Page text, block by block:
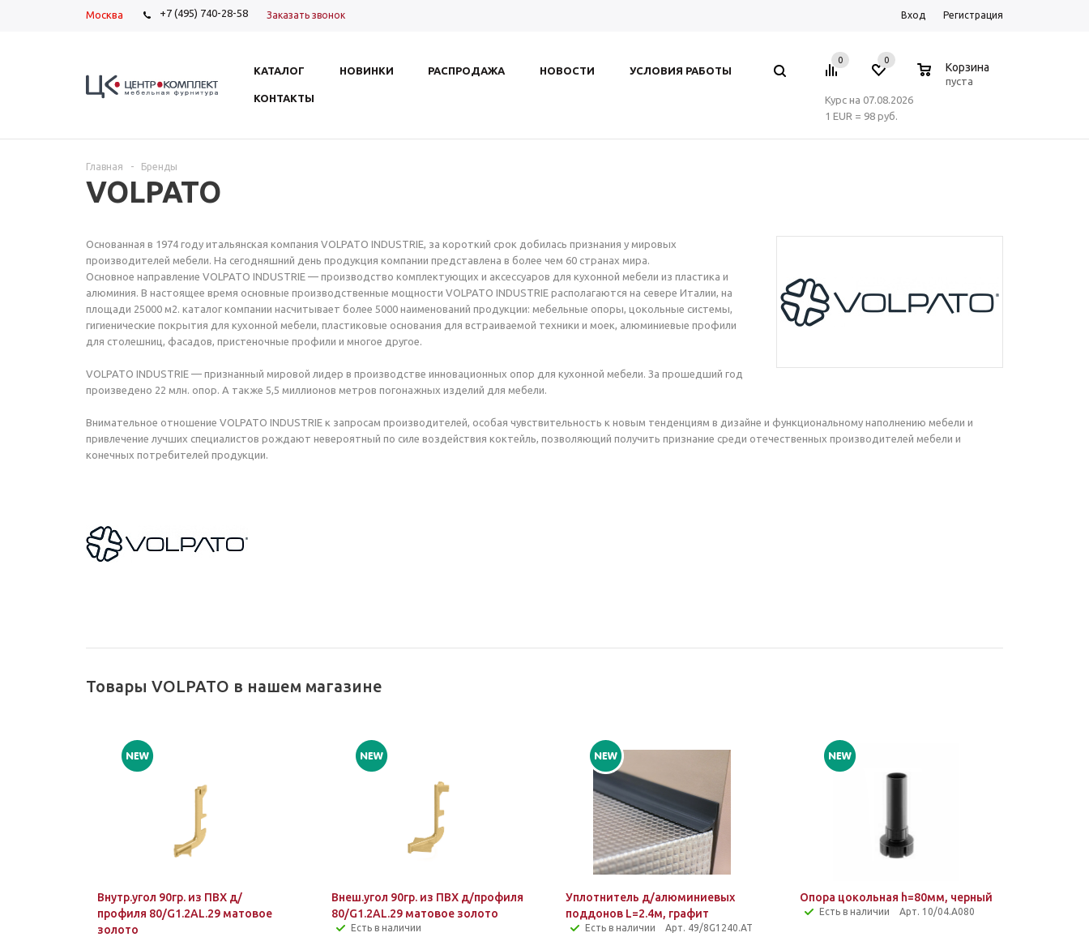
Москва +7 (495) 740-28-58 Заказать звонок Вход Регистрация
КАТАЛОГ НОВИНКИ РАСПРОДАЖА НОВОСТИ УСЛОВИЯ РАБОТЫ
КОНТАКТЫ
0 0
Корзина
пуста
Курс на 07.08.2026
1 EUR = 98 руб.
Главная - Бренды
VOLPATO
Основанная в 1974 году итальянская компания VOLPATO INDUSTRIE, за короткий срок добилась признания у мировых
производителей мебели. На сегодняшний день продукция компании представлена в более чем 60 странах мира.
Основное направление VOLPATO INDUSTRIE — производство комплектующих и аксессуаров для кухонной мебели из пластика и
алюминия. В настоящее время основные производственные мощности VOLPATO INDUSTRIE располагаются на севере Италии, на
площади 25000 м2. каталог компании насчитывает более 5000 наименований продукции: мебельные опоры, цокольные системы,
гигиенические покрытия для кухонной мебели, пластиковые основания для встраиваемой техники и моек, алюминиевые профили
для столешниц, фасадов, пристеночные профили и многое другое.
VOLPATO INDUSTRIE — признанный мировой лидер в производстве инновационных опор для кухонной мебели. За прошедший год
произведено 22 млн. опор. А также 5,5 миллионов метров погонажных изделий для мебели.
Внимательное отношение VOLPATO INDUSTRIE к запросам производителей, особая чувствительность к новым тенденциям в дизайне и функциональному наполнению мебели и
привлечение лучших специалистов рождают невероятный по силе воздействия коктейль, позволяющий получить признание среди отечественных производителей мебели и
конечных потребителей продукции.
Товары VOLPATO в нашем магазине
Внутр.угол 90гр. из ПВХ д/
профиля 80/G1.2AL.29 матовое
золото
Внеш.угол 90гр. из ПВХ д/профиля
80/G1.2AL.29 матовое золото
Есть в наличии
Уплотнитель д/алюминиевых
поддонов L=2.4м, графит
Есть в наличии Арт. 49/8G1240.AT
Опора цокольная h=80мм, черный
Есть в наличии Арт. 10/04.A080